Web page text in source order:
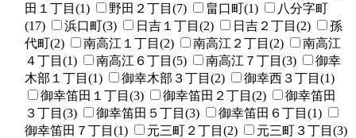
田１丁目(1)
野田２丁目(7) 畠口町(1)
八分字町
(17)
浜口町(3) 日吉１丁目(2) 日吉２丁目(2)
孫
代町(2)
南高江１丁目(2) 南高江２丁目(2)
南高江
４丁目(1)
南高江６丁目(5) 南高江７丁目(3)
御幸
木部１丁目(1)
御幸木部３丁目(2)
御幸西３丁目(1)
御幸笛田１丁目(3)
御幸笛田２丁目(2)
御幸笛田
３丁目(3)
御幸笛田５丁目(3)
御幸笛田６丁目(1)
御幸笛田７丁目(1)
元三町２丁目(2)
元三町３丁目(3)